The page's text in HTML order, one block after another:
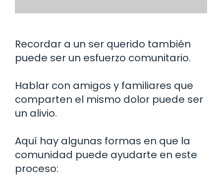
Recordar a un ser querido también
puede ser un esfuerzo comunitario.
Hablar con amigos y familiares que
comparten el mismo dolor puede ser
un alivio.
Aquí hay algunas formas en que la
comunidad puede ayudarte en este
proceso: